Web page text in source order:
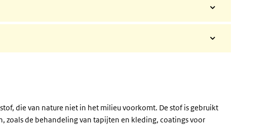
omhoog
omlaag
of
zachter
die van nature niet in het milieu voorkomt. De stof is gebruikt
zoals de behandeling van tapijten en kleding, coatings voor